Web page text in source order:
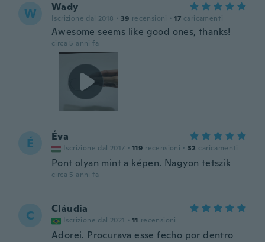
W Wady
Iscrizione dal 2018 · 39 recensioni · 17 caricamenti
Awesome seems like good ones, thanks!
circa 5 anni fa
É Éva
Iscrizione dal 2017 · 119 recensioni · 32 caricamenti
Pont olyan mint a képen. Nagyon tetszik
circa 5 anni fa
C Cláudia
Iscrizione dal 2021 · 11 recensioni
Adorei. Procurava esse fecho por dentro